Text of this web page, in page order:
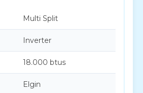
Multi Split
Inverter
18.000 btus
Elgin